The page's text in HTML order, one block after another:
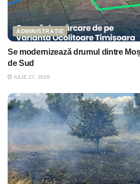
ADMINISTRAȚIE
Se modernizează drumul dintre
de Sud
IULIE 27, 2026